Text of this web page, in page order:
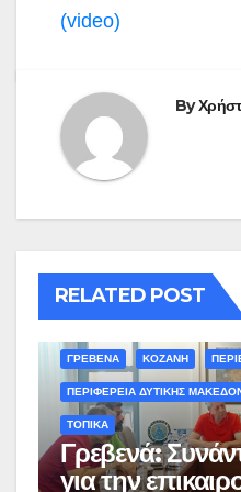
(video)
By
RELATED POST
ΓΡΕΒΕΝΑ ΚΟΖΑΝΗ
ΠΕΡΙΦΕΡΕΙΑ ΔΥΤΙΚΗΣ
ΤΟΠΙΚΑ
Γρεβενά:
για την